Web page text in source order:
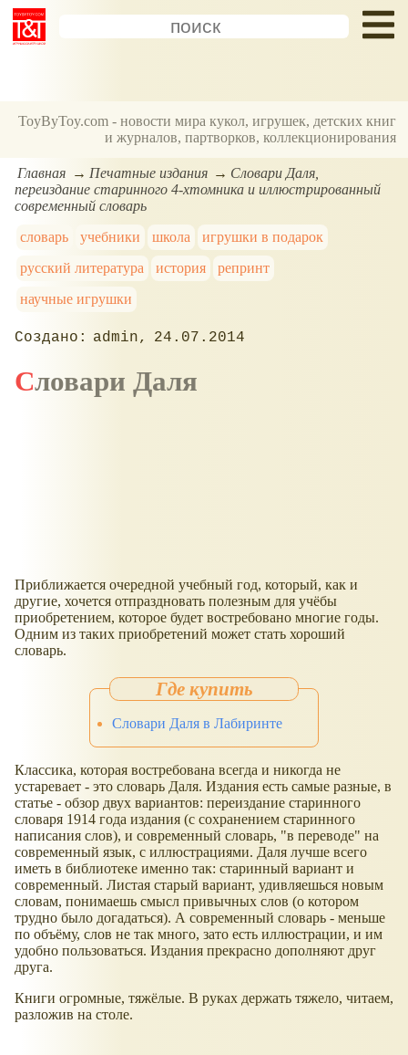
ToyByToy.com - новости мира кукол, игрушек, детских книг
и журналов, партворков, коллекционирования
Главная Печатные издания
Словари Даля,
переиздание старинного 4-хтомника и иллюстрированный
современный словарь
словарь
учебники школа
игрушки в подарок
русский литература
история
репринт
научные игрушки
admin 24.07.2014
Словари Даля
Приближается очередной учебный год, который, как и
другие, хочется отпраздновать полезным для учёбы
приобретением, которое будет востребовано многие годы.
Одним из таких приобретений может стать хороший
словарь.
Словари Даля в Лабиринте
Классика, которая востребована всегда и никогда не
устаревает - это словарь Даля. Издания есть самые разные, в
статье - обзор двух вариантов: переиздание старинного
словаря 1914 года издания (с сохранением старинного
написания слов), и современный словарь, "в переводе" на
современный язык, с иллюстрациями. Даля лучше всего
иметь в библиотеке именно так: старинный вариант и
современный. Листая старый вариант, удивляешься новым
словам, понимаешь смысл привычных слов (о котором
трудно было догадаться). А современный словарь - меньше
по объёму, слов не так много, зато есть иллюстрации, и им
удобно пользоваться. Издания прекрасно дополняют друг
друга.
Книги огромные, тяжёлые. В руках держать тяжело, читаем,
разложив на столе.